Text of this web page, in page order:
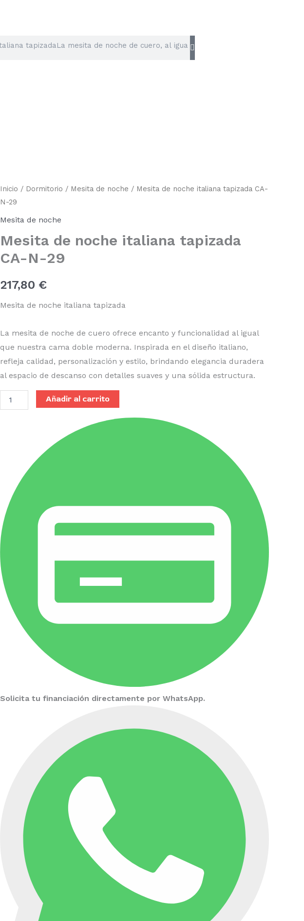
Inicio / Dormitorio / Mesita de noche / Mesita de noche italiana tapizada CA-
N-29
Mesita de noche
Mesita de noche italiana tapizada
CA-N-29
217,80 €
Mesita de noche italiana tapizada
La mesita de noche de cuero ofrece encanto y funcionalidad al igual
que nuestra cama doble moderna. Inspirada en el diseño italiano,
refleja calidad, personalización y estilo, brindando elegancia duradera
al espacio de descanso con detalles suaves y una sólida estructura.
Mesita
noche
italiana
CA-
N-
29
cantidad
Añadir al carrito
Solicita tu financiación directamente por WhatsApp.